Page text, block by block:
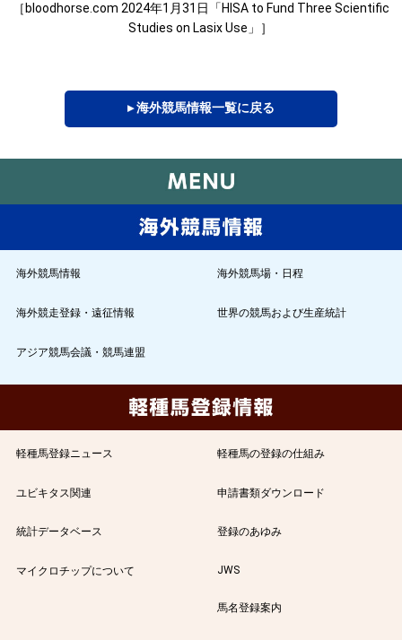
［bloodhorse.com 2024年1月31日「HISA to Fund Three Scientific
Studies on Lasix Use」］
▸ 海外競馬情報一覧に戻る
海外競馬情報 海外競馬場・日程
海外競走登録・遠征情報 世界の競馬および生産統計
アジア競馬会議・競馬連盟
軽種馬登録ニュース 軽種馬の登録の仕組み
ユビキタス関連 申請書類ダウンロード
統計データベース 登録のあゆみ
マイクロチップについて JWS
馬名登録案内